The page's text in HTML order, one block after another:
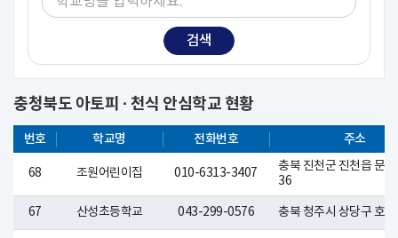
검색
충청북도 아토피 · 천식 안심학교 현황
번호 학교명 전화번호 주소
68 조원어린이집 010-6313-3407
충북 진천군 진천읍 문
36
67 산성초등학교 043-299-0576 충북 청주시 상당구 호